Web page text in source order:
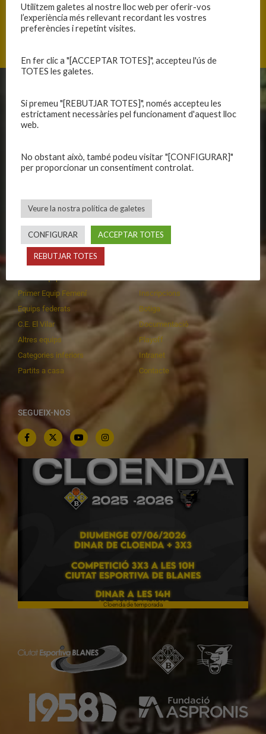
Història
Avís legal
Privadesa a les xarxes
Primer equip masculí
Equips femenins
Patrocinadors
CALENDARIS
Primer Equip Femení
Equips federats
C.E. El Vilar
Altres equips
Categories inferiors
Partits a casa
Inscripcions
Botiga
Documentació
Playoff
Intranet
Contacte
SEGUEIX-NOS
Cloenda de temporada
Utilitzem galetes al nostre lloc web per oferir-vos
l’experiència més rellevant recordant les vostres
preferències i repetint visites.
En fer clic a "[ACCEPTAR TOTES]", accepteu l'ús de
TOTES les galetes.
Si premeu "[REBUTJAR TOTES]", només accepteu les
estrictament necessàries pel funcionament d'aquest lloc
web.
No obstant això, també podeu visitar "[CONFIGURAR]"
per proporcionar un consentiment controlat.
Veure la nostra política de galetes
CONFIGURAR ACCEPTAR TOTES
REBUTJAR TOTES